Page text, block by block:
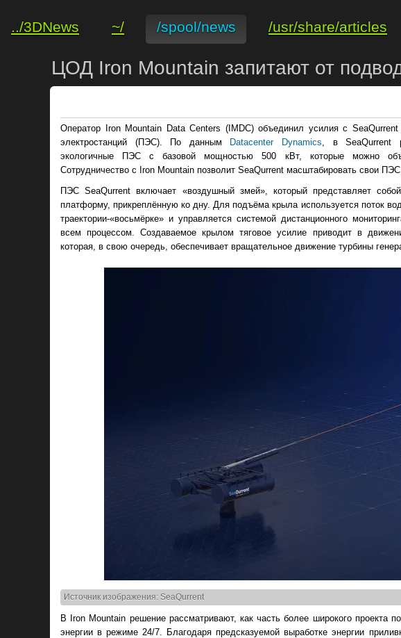
../3DNews ~/ /spool/news /usr/share/articles
ЦОД Iron Mountain запитают от
Оператор Iron Mountain Data Centers (IMDC) объединил усилия с
электростанций (ПЭС). По данным
Datacenter Dynamics, в SeaQurrent
экологичные ПЭС с базовой мощностью 500 кВт, которые можно
Сотрудничество с Iron Mountain позволит SeaQurrent масштабировать свои
ПЭС SeaQurrent включает «воздушный змей», который представляет
платформу, прикреплённую ко дну. Для подъёма крыла используется поток
траектории-«восьмёрке» и управляется системой дистанционного
всем процессом. Создаваемое крылом тяговое усилие приводит в
которая, в свою очередь, обеспечивает вращательное движение турбины
Источник изображения: SeaQurrent
В Iron Mountain решение рассматривают, как часть более широкого проекта
энергии в режиме 24/7. Благодаря предсказуемой выработке энергии